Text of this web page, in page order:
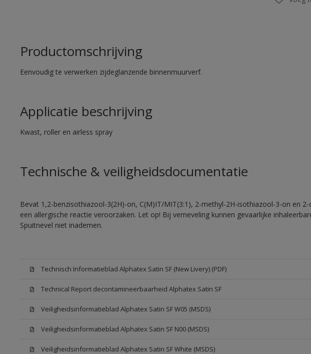
Productomschrijving
Eenvoudig te verwerken zijdeglanzende binnenmuurverf.
Applicatie beschrijving
Kwast, roller en airless spray
Technische & veiligheidsdocumentatie
Bevat 1,2-benzisothiazool-3(2H)-on, C(M)IT/MIT(3:1), 2-methyl-2H-isothiazool-3-on en
een allergische reactie veroorzaken. Let op! Bij verneveling kunnen gevaarlijke
Spuitnevel niet inademen.
Technisch Informatieblad Alphatex Satin SF (New Livery) (PDF)
Technical Report decontamineerbaarheid Alphatex Satin SF
Veiligheidsinformatieblad Alphatex Satin SF W05 (MSDS)
Veiligheidsinformatieblad Alphatex Satin SF N00 (MSDS)
Veiligheidsinformatieblad Alphatex Satin SF White (MSDS)